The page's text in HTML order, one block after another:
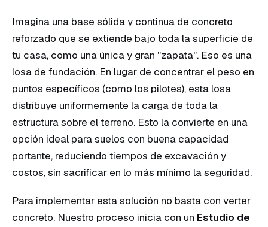
Imagina una base sólida y continua de concreto
reforzado que se extiende bajo toda la superficie de
tu casa, como una única y gran "zapata". Eso es una
losa de fundación. En lugar de concentrar el peso en
puntos específicos (como los pilotes), esta losa
distribuye uniformemente la carga de toda la
estructura sobre el terreno. Esto la convierte en una
opción ideal para suelos con buena capacidad
portante, reduciendo tiempos de excavación y
costos, sin sacrificar en lo más mínimo la seguridad.
Para implementar esta solución no basta con verter
concreto. Nuestro proceso inicia con un Estudio de